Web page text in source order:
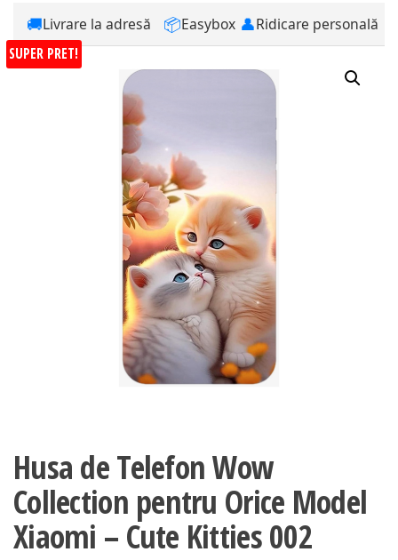
🚚Livrare la adresă 📦Easybox 👤Ridicare personală
SUPER PRET!
Husa de Telefon Wow
Collection pentru Orice Model
Xiaomi – Cute Kitties 002